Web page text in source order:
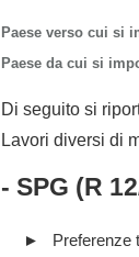
Paese verso cui si
Paese da cui si
Di seguito si
Lavori diversi di
- SPG (R
Preferenze